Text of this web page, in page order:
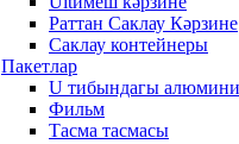
Раттан Саклау Кәрзине
Саклау контейнеры
Пакетлар
U тибындагы
Фильм
Тасма тасмасы